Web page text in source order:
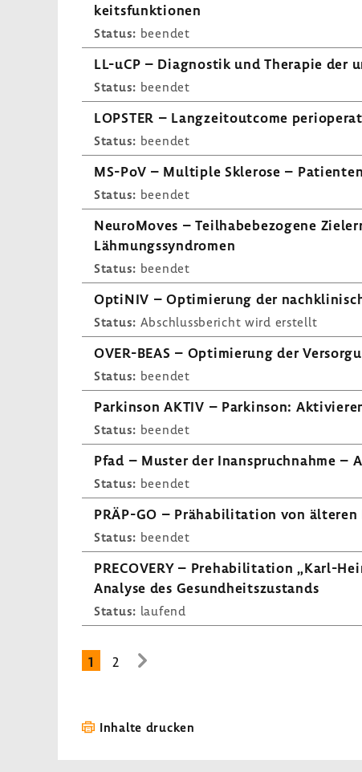
keits­funk­tionen
Status: beendet
LL-uCP – Diagnostik und Therapie der
Status: beendet
LOPSTER – Lang­zei­tout­come
Status: beendet
MS-PoV – Multiple Skle­rose –
Status: beendet
Neuro­Moves – Teil­ha­be­be­zo­gene
Lähmungs­syn­dromen
Status: beendet
OptiNIV – Opti­mie­rung der
Status: Abschluss­be­richt wird erstellt
OVER-​BEAS – Opti­mie­rung der
Status: beendet
Parkinson AKTIV – Parkinson:
Status: beendet
Pfad – Muster der Inan­spruch­nahme –
Status: beendet
PRÄP-GO – Präha­bi­li­ta­tion von
Status: beendet
PRECO­VERY – Preha­bi­li­ta­tion „Karl-​
Analyse des Gesund­heits­zu­stands
Status: laufend
1 2
zur
Inhalte drucken